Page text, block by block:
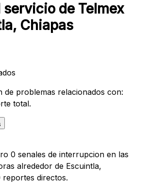
servicio de Telmex
Chiapas
de problemas relacionados con:
total.
0 senales de interrupcion en las
alrededor de Escuintla,
directos.